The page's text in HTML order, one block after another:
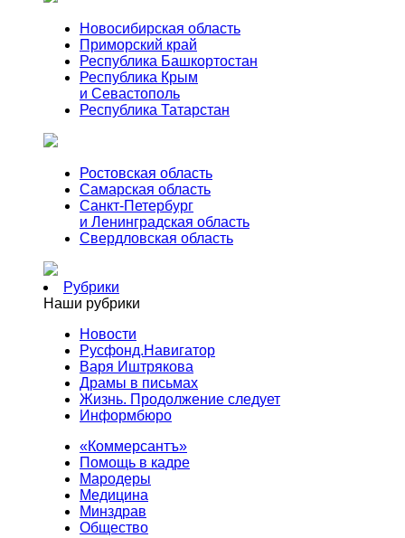
Новосибирская область
Приморский край
Республика Башкортостан
Республика Крым
и Севастополь
Республика Татарстан
Ростовская область
Самарская область
Санкт-Петербург
и Ленинградская область
Свердловская область
Рубрики
Наши рубрики
Новости
Русфонд.Навигатор
Варя Иштрякова
Драмы в письмах
Жизнь. Продолжение следует
Информбюро
«Коммерсантъ»
Помощь в кадре
Мародеры
Медицина
Минздрав
Общество